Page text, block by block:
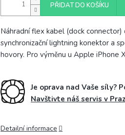
PŘIDAT DO KOŠÍKU
Náhradní flex kabel (dock connector)
synchronizační lightning konektor a
hovory. Pro výměnu u Apple iPhone
Je oprava nad Vaše síly?
Navštivte náš servis v
Detailní informace